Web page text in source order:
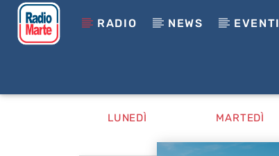
RADIO NEWS EVENTI
LUNEDÌ MARTEDÌ